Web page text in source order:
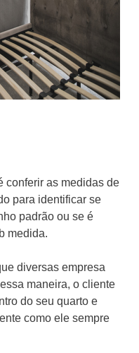
conferir as medidas de
para identificar se
padrão ou se é
medida.
diversas empresa
maneira, o cliente
do seu quarto e
como ele sempre